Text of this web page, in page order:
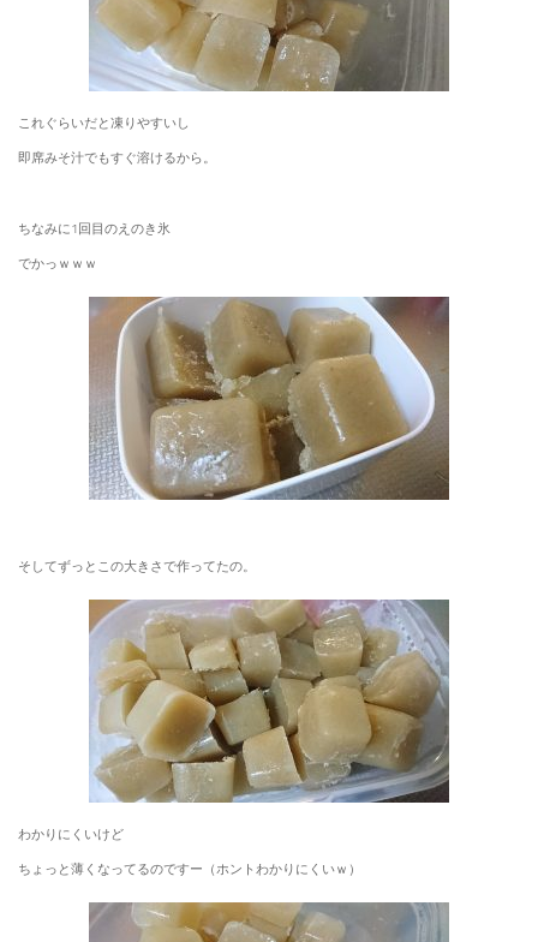
これぐらいだと凍りやすいし
即席みそ汁でもすぐ溶けるから。
ちなみに1回目のえのき氷
でかっｗｗｗ
そしてずっとこの大きさで作ってたの。
わかりにくいけど
ちょっと薄くなってるのですー（ホントわかりにくいｗ）